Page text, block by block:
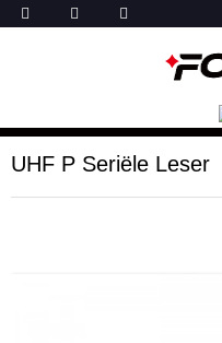
UHF P Seriële Leser